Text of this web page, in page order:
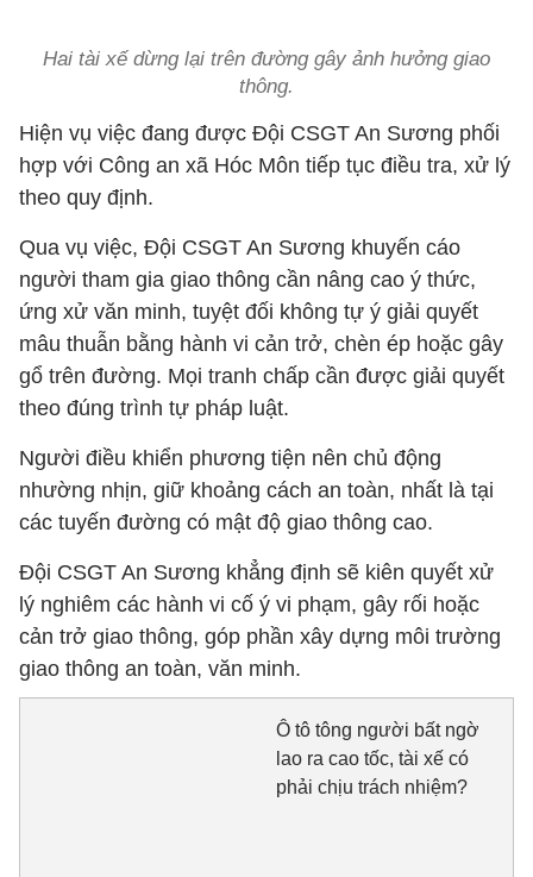
Hai tài xế dừng lại trên đường gây ảnh hưởng giao
thông.
Hiện vụ việc đang được Đội CSGT An Sương phối
hợp với Công an xã Hóc Môn tiếp tục điều tra, xử lý
theo quy định.
Qua vụ việc, Đội CSGT An Sương khuyến cáo
người tham gia giao thông cần nâng cao ý thức,
ứng xử văn minh, tuyệt đối không tự ý giải quyết
mâu thuẫn bằng hành vi cản trở, chèn ép hoặc gây
gổ trên đường. Mọi tranh chấp cần được giải quyết
theo đúng trình tự pháp luật.
Người điều khiển phương tiện nên chủ động
nhường nhịn, giữ khoảng cách an toàn, nhất là tại
các tuyến đường có mật độ giao thông cao.
Đội CSGT An Sương khẳng định sẽ kiên quyết xử
lý nghiêm các hành vi cố ý vi phạm, gây rối hoặc
cản trở giao thông, góp phần xây dựng môi trường
giao thông an toàn, văn minh.
Ô tô tông người bất ngờ
lao ra cao tốc, tài xế có
phải chịu trách nhiệm?